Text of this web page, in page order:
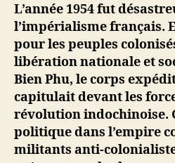
L’année 1954 fut
l’impérialisme français.
pour les peuples
libération nationale et
Bien Phu, le corps
capitulait devant les
révolution indochinoise.
politique dans l’empire
militants anti-